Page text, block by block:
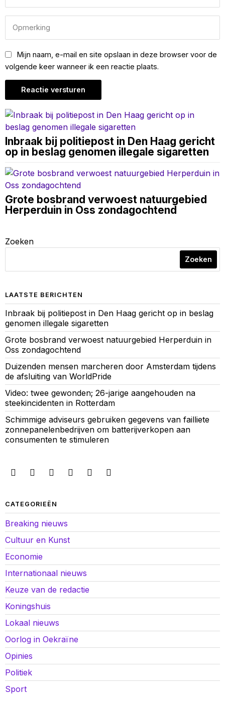
Mijn naam, e-mail en site opslaan in deze browser voor de
volgende keer wanneer ik een reactie plaats.
Inbraak bij politiepost in Den Haag gericht
op in beslag genomen illegale sigaretten
Grote bosbrand verwoest natuurgebied
Herperduin in Oss zondagochtend
Zoeken
Zoeken
LAATSTE BERICHTEN
Inbraak bij politiepost in Den Haag gericht op in beslag
genomen illegale sigaretten
Grote bosbrand verwoest natuurgebied Herperduin in
Oss zondagochtend
Duizenden mensen marcheren door Amsterdam tijdens
de afsluiting van WorldPride
Video: twee gewonden; 26-jarige aangehouden na
steekincidenten in Rotterdam
Schimmige adviseurs gebruiken gegevens van failliete
zonnepanelenbedrijven om batterijverkopen aan
consumenten te stimuleren
CATEGORIEËN
Breaking nieuws
Cultuur en Kunst
Economie
Internationaal nieuws
Keuze van de redactie
Koningshuis
Lokaal nieuws
Oorlog in Oekraïne
Opinies
Politiek
Sport